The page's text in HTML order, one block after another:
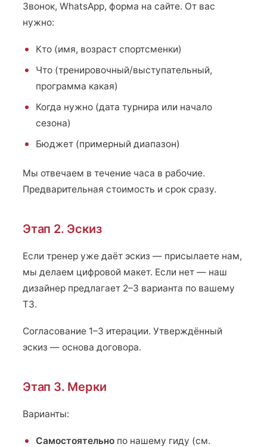
Звонок, WhatsApp, форма на сайте. От вас
нужно:
Кто (имя, возраст спортсменки)
Что (тренировочный/выступательный,
программа какая)
Когда нужно (дата турнира или начало
сезона)
Бюджет (примерный диапазон)
Мы отвечаем в течение часа в рабочие.
Предварительная стоимость и срок сразу.
Этап 2. Эскиз
Если тренер уже даёт эскиз — присылаете нам,
мы делаем цифровой макет. Если нет — наш
дизайнер предлагает 2–3 варианта по вашему
ТЗ.
Согласование 1–3 итерации. Утверждённый
эскиз — основа договора.
Этап 3. Мерки
Варианты:
Самостоятельно по нашему гиду (см.